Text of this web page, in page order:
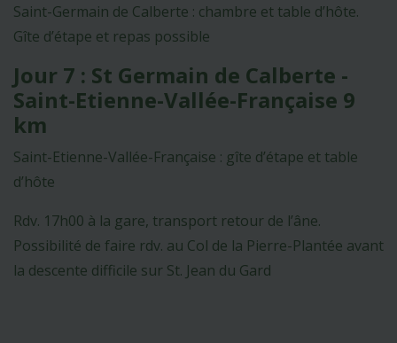
Saint-Germain de Calberte : chambre et table d’hôte.
Gîte d’étape et repas possible
Jour 7 : St Germain de Calberte -
Saint-Etienne-Vallée-Française 9
km
Saint-Etienne-Vallée-Française : gîte d’étape et table
d’hôte
Rdv. 17h00 à la gare, transport retour de l’âne.
Possibilité de faire rdv. au Col de la Pierre-Plantée avant
la descente difficile sur St. Jean du Gard